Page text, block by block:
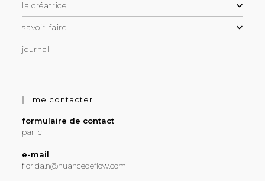
la créatrice
savoir-faire
journal
me contacter
formulaire de contact
par ici
e-mail
florida.n@nuancedeflow.com